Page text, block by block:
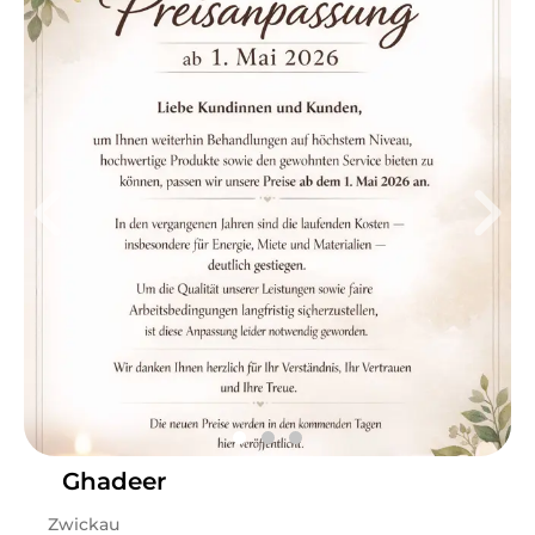
Mi 08:30 - 16:00
08:30 - 17:30
08:30 - 14:00
Willkommen in unserem Wimpern Studio – wo Ihre
Augen im Mittelpunkt stehen! In unserem Wimpern
Studio bieten wir Ihnen maßgeschneiderte
Wimpernverlängerungen und -verdichtungen, die Ihre
natürliche Schönheit unterstreichen und Ihre Augen
zum Strahlen bringen. Mit viel Erfahrung und Liebe zum
Detail arbeiten wir mit hochwertigen Materialien, die
nicht nur ein perfektes Ergebnis liefern, sondern auch
schonend für Ihre Wimpern sind. Unsere Services:
Wimpernverlängerung: Ob natürlich oder dramatisch –
wir bieten Ihnen eine Vielzahl an Styles, von klassisch
über voluminös bis hin zu russisch Volumen. So können
wir Ihren Wimpern den perfekten Look verleihen.
und voluminösen Effekt – ideal für alle, die mehr Fülle
Ghadeer
Zwickau